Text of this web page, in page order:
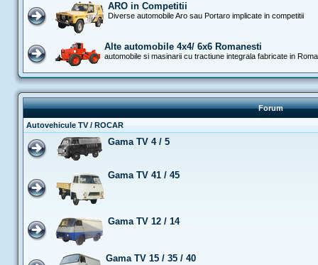
ARO in Competitii
Diverse automobile Aro sau Portaro implicate in competitii
Alte automobile 4x4/ 6x6 Romanesti
automobile si masinarii cu tractiune integrala fabricate in
Forum
Autovehicule TV / ROCAR
Gama TV 4 / 5
Gama TV 41 / 45
Gama TV 12 / 14
Gama TV 15 / 35 / 40